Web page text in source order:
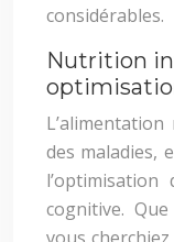
considérables.
Nutrition
des maladies,
cognitive.